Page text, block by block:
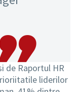
de Raportul HR
liderilor